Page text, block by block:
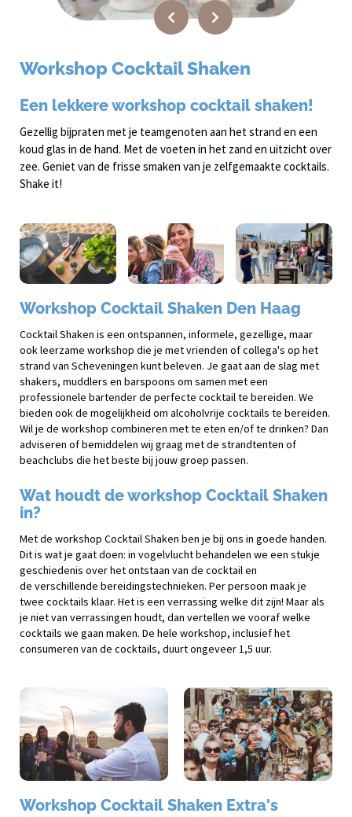
Workshop Cocktail Shaken
Een lekkere workshop cocktail shaken!
Gezellig bijpraten met je teamgenoten aan het strand en een
koud glas in de hand. Met de voeten in het zand en uitzicht over
zee. Geniet van de frisse smaken van je zelfgemaakte cocktails.
Shake it!
Workshop Cocktail Shaken Den Haag
Cocktail Shaken is een ontspannen, informele, gezellige, maar
ook leerzame workshop die je met vrienden of collega's op het
strand van Scheveningen kunt beleven. Je gaat aan de slag met
shakers, muddlers en barspoons om samen met een
professionele bartender de perfecte cocktail te bereiden. We
bieden ook de mogelijkheid om alcoholvrije cocktails te bereiden.
Wil je de workshop combineren met te eten en/of te drinken? Dan
adviseren of bemiddelen wij graag met de strandtenten of
beachclubs die het beste bij jouw groep passen.
Wat houdt de workshop Cocktail Shaken
in?
Met de workshop Cocktail Shaken ben je bij ons in goede handen.
Dit is wat je gaat doen: in vogelvlucht behandelen we een stukje
geschiedenis over het ontstaan van de cocktail en
de verschillende bereidingstechnieken. Per persoon maak je
twee cocktails klaar. Het is een verrassing welke dit zijn! Maar als
je niet van verrassingen houdt, dan vertellen we vooraf welke
cocktails we gaan maken. De hele workshop, inclusief het
consumeren van de cocktails, duurt ongeveer 1,5 uur.
Workshop Cocktail Shaken Extra's